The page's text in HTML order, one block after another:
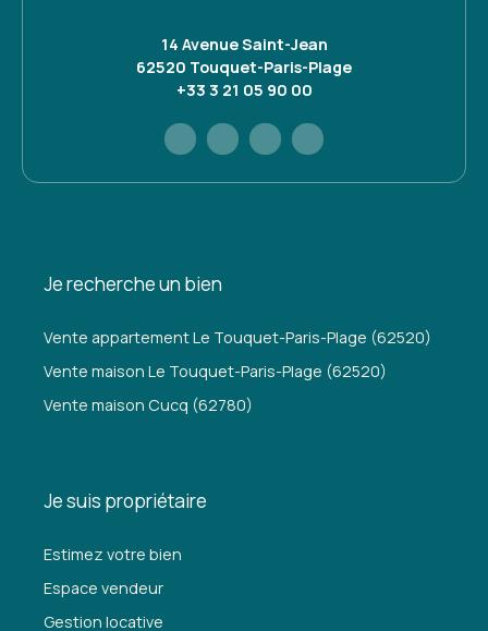
14 Avenue Saint-Jean
62520 Touquet-Paris-Plage
+33 3 21 05 90 00
Je recherche un bien
Vente appartement Le Touquet-Paris-Plage (62520)
Vente maison Le Touquet-Paris-Plage (62520)
Vente maison Cucq (62780)
Je suis propriétaire
Estimez votre bien
Espace vendeur
Gestion locative